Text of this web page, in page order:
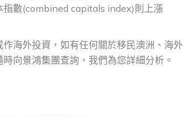
指數(combined capitals index)則上漲
海外投資，如有任何關於移民澳洲、海外
向景鴻集團查詢，我們為您詳細分析。